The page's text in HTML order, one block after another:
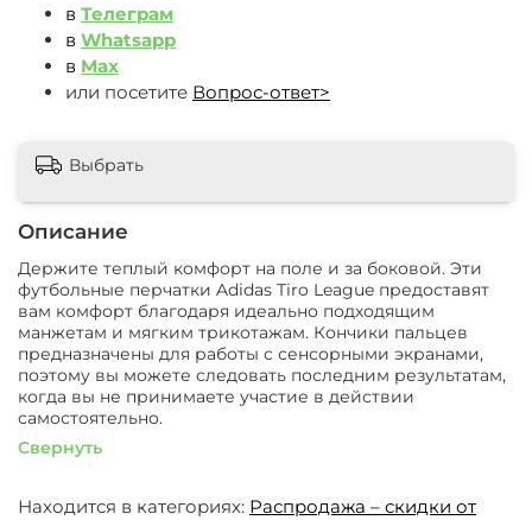
в Телеграм
в Whatsapp
в Max
или посетите Вопрос-ответ>
Описание
Держите теплый комфорт на поле и за боковой. Эти
футбольные перчатки Adidas Tiro League предоставят
вам комфорт благодаря идеально подходящим
манжетам и мягким трикотажам. Кончики пальцев
предназначены для работы с сенсорными экранами,
поэтому вы можете следовать последним результатам,
когда вы не принимаете участие в действии
самостоятельно.
Свернуть
Находится в категориях: Распродажа – скидки от
Выбрать